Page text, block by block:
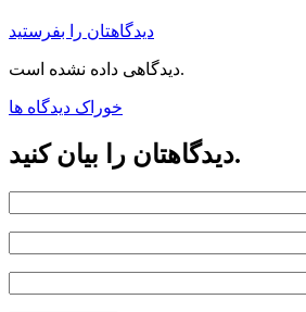
دیدگاهتان را بفرستید
دیدگاهی داده نشده است.
خوراک دیدگاه ها
دیدگاهتان را بیان کنید.